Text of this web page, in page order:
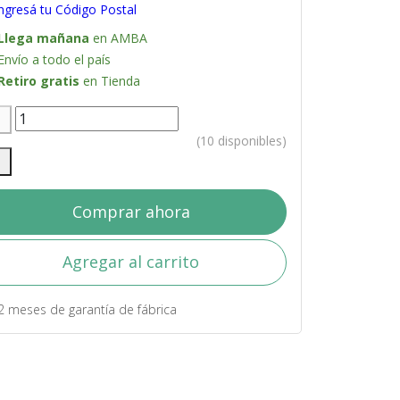
tu Código Postal
mañana en AMBA
a todo el país
gratis en Tienda
(10 disponibles)
Comprar ahora
Agregar al carrito
meses de garantía de fábrica